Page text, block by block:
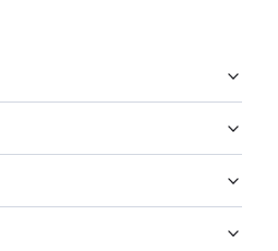
do policzków i oczu
Blushed &
Peak Rose
HYDROGENATED
PALMITATE, HELIANTHUS